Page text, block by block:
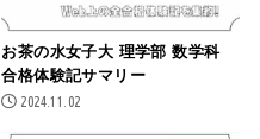
お茶の水女子大 理学部 数学科
合格体験記サマリー
2024.11.02